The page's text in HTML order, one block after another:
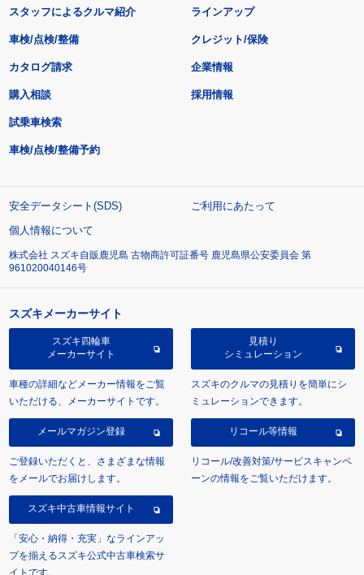
スタッフによるクルマ紹介 ラインアップ
車検/点検/整備 クレジット/保険
カタログ請求
購入相談
試乗車検索
車検/点検/整備予約
企業情報
採用情報
安全データシート(SDS)
ご利用にあたって
個人情報について
株式会社 スズキ自販鹿児島 古物商許可証番号 鹿児島県公安委員会 第
961020040146号
スズキメーカーサイト
スズキ四輪車
メーカーサイト
車種の詳細などメーカー情報をご覧
いただける、メーカーサイトです。
見積り
シミュレーション
スズキのクルマの見積りを簡単にシ
ミュレーションできます。
メールマガジン登録
ご登録いただくと、さまざまな情報
をメールでお届けします。
リコール等情報
リコール/改善対策/サービスキャンペ
ーンの情報をご覧いただけます。
スズキ中古車情報サイト
「安心・納得・充実」なラインアッ
プを揃えるスズキ公式中古車検索サ
イトです。